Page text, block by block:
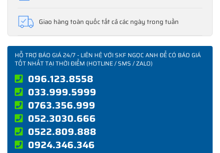
Giao hàng toàn quốc tất cả các ngày trong tuần
HỖ TRỢ BÁO GIÁ 24/7 - LIÊN HỆ VỚI SKF NGỌC ANH ĐỂ CÓ BÁO GIÁ
TỐT NHẤT TẠI THỜI ĐIỂM (HOTLINE / SMS / ZALO)
096.123.8558
033.999.5999
0763.356.999
052.3030.666
0522.809.888
0924.346.346